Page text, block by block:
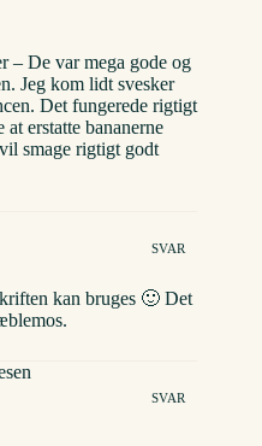
– De var mega gode og
Jeg kom lidt svesker
Det fungerede rigtigt
erstatte bananerne
smage rigtigt godt
SVAR
kan bruges 🙂 Det
SVAR